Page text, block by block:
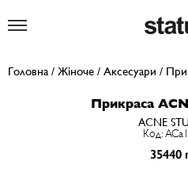
Головна / Жіноче / Аксесуари /
Прикраса
ACNE
Код:
35440